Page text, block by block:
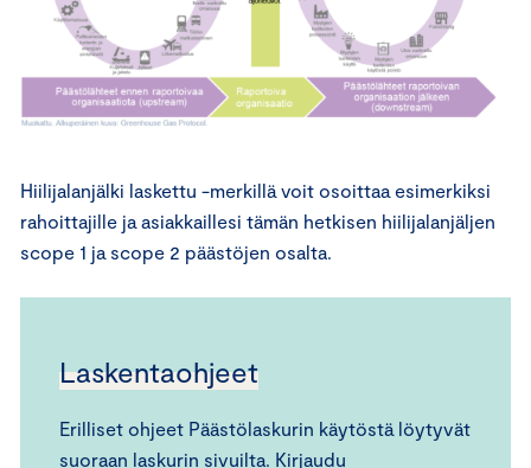
Hiilijalanjälki laskettu -merkillä voit osoittaa esimerkiksi
rahoittajille ja asiakkaillesi tämän hetkisen hiilijalanjäljen
scope 1 ja scope 2 päästöjen osalta.
Laskentaohjeet
Erilliset ohjeet Päästölaskurin käytöstä löytyvät
suoraan laskurin sivuilta. Kirjaudu